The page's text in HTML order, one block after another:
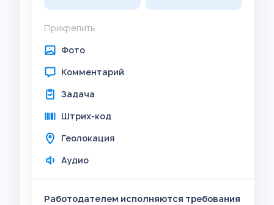
Прикрепить
Фото
Комментарий
Задача
Штрих-код
Геолокация
Аудио
Работодателем исполняются требования